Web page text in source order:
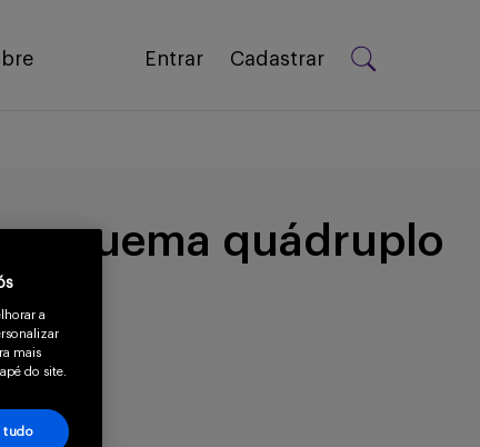
Entrar Cadastrar
esquema quádruplo
a
mais
do site.
tudo